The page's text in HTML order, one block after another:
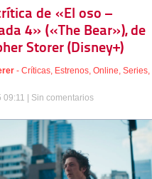
de «El oso –
4» («The Bear»), de
Storer (Disney+)
- Críticas, Estrenos, Online, Series,
09:11 | Sin comentarios